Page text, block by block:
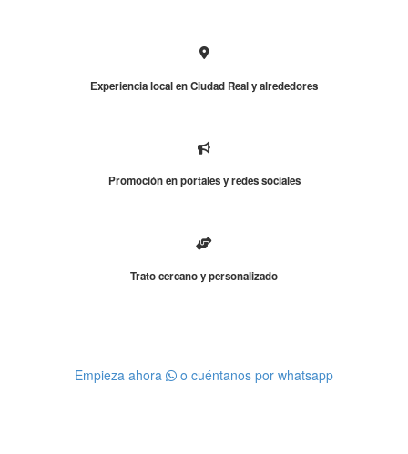
Experiencia local en Ciudad Real y alrededores
Promoción en portales y redes sociales
Trato cercano y personalizado
Empieza ahora o cuéntanos por whatsapp